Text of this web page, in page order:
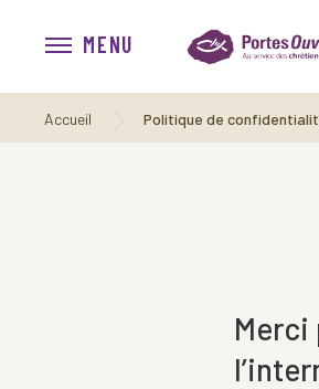
MENU
Accueil Politique de
Merci